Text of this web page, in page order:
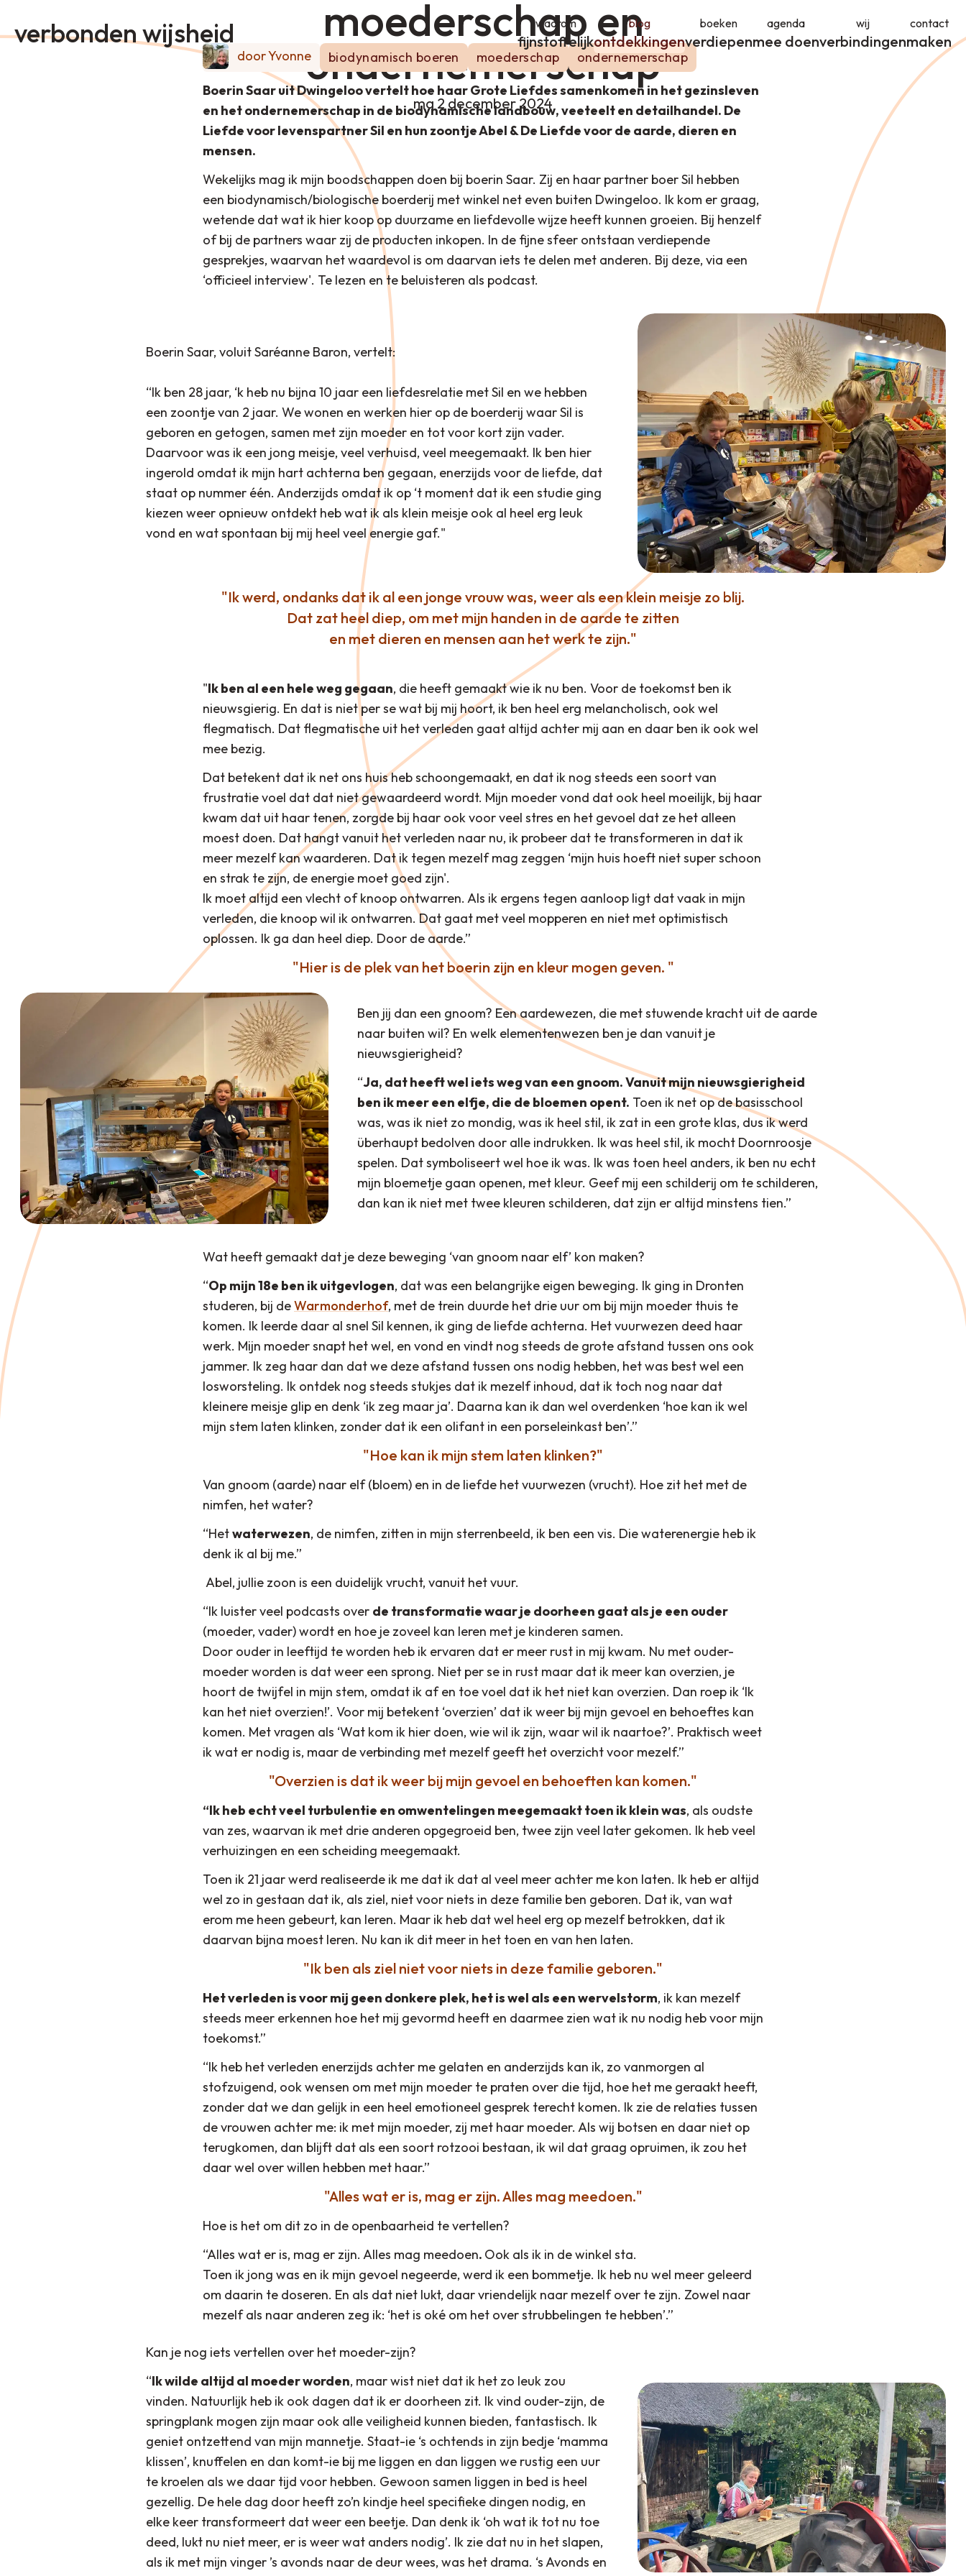
verbonden wijsheid waarom
fijnstoffelijk
blog
ontdekkingen
boeken
verdiepen
agenda
mee doen
wij
verbindingen
contact
maken
moederschap en
ondernemerschap
ma 2 december 2024
door Yvonne biodynamisch boeren moederschap
ondernemerschap
Boerin Saar uit Dwingeloo vertelt hoe haar Grote Liefdes samenkomen in het gezinsleven
en het ondernemerschap in de biodynamische landbouw, veeteelt en detailhandel. De
Liefde voor levenspartner Sil en hun zoontje Abel & De Liefde voor de aarde, dieren en
mensen.
Wekelijks mag ik mijn boodschappen doen bij boerin Saar. Zij en haar partner boer Sil hebben
een biodynamisch/biologische boerderij met winkel net even buiten Dwingeloo. Ik kom er graag,
wetende dat wat ik hier koop op duurzame en liefdevolle wijze heeft kunnen groeien. Bij henzelf
of bij de partners waar zij de producten inkopen. In de fijne sfeer ontstaan verdiepende
gesprekjes, waarvan het waardevol is om daarvan iets te delen met anderen. Bij deze, via een
‘officieel interview'. Te lezen en te beluisteren als podcast.
Boerin Saar, voluit Saréanne Baron, vertelt:
“Ik ben 28 jaar, ‘k heb nu bijna 10 jaar een liefdesrelatie met Sil en we hebben
een zoontje van 2 jaar. We wonen en werken hier op de boerderij waar Sil is
geboren en getogen, samen met zijn moeder en tot voor kort zijn vader.
Daarvoor was ik een jong meisje, veel verhuisd, veel meegemaakt. Ik ben hier
ingerold omdat ik mijn hart achterna ben gegaan, enerzijds voor de liefde, dat
staat op nummer één. Anderzijds omdat ik op ‘t moment dat ik een studie ging
kiezen weer opnieuw ontdekt heb wat ik als klein meisje ook al heel erg leuk
vond en wat spontaan bij mij heel veel energie gaf."
Ik werd, ondanks dat ik al een jonge vrouw was, weer als een klein meisje zo blij.
Dat zat heel diep, om met mijn handen in de aarde te zitten
en met dieren en mensen aan het werk te zijn.
"Ik ben al een hele weg gegaan, die heeft gemaakt wie ik nu ben. Voor de toekomst ben ik
nieuwsgierig. En dat is niet per se wat bij mij hoort, ik ben heel erg melancholisch, ook wel
flegmatisch. Dat flegmatische uit het verleden gaat altijd achter mij aan en daar ben ik ook wel
mee bezig.
Dat betekent dat ik net ons huis heb schoongemaakt, en dat ik nog steeds een soort van
frustratie voel dat dat niet gewaardeerd wordt. Mijn moeder vond dat ook heel moeilijk, bij haar
kwam dat uit haar tenen, zorgde bij haar ook voor veel stres en het gevoel dat ze het alleen
moest doen. Dat hangt vanuit het verleden naar nu, ik probeer dat te transformeren in dat ik
meer mezelf kan waarderen. Dat ik tegen mezelf mag zeggen ‘mijn huis hoeft niet super schoon
en strak te zijn, de energie moet goed zijn'.
Ik moet altijd een vlecht of knoop ontwarren. Als ik ergens tegen aanloop ligt dat vaak in mijn
verleden, die knoop wil ik ontwarren. Dat gaat met veel mopperen en niet met optimistisch
oplossen. Ik ga dan heel diep. Door de aarde.”
Hier is de plek van het boerin zijn en kleur mogen geven.
Ben jij dan een gnoom? Een aardewezen, die met stuwende kracht uit de aarde
naar buiten wil? En welk elementenwezen ben je dan vanuit je
nieuwsgierigheid?
“Ja, dat heeft wel iets weg van een gnoom. Vanuit mijn nieuwsgierigheid
ben ik meer een elfje, die de bloemen opent. Toen ik net op de basisschool
was, was ik niet zo mondig, was ik heel stil, ik zat in een grote klas, dus ik werd
überhaupt bedolven door alle indrukken. Ik was heel stil, ik mocht Doornroosje
spelen. Dat symboliseert wel hoe ik was. Ik was toen heel anders, ik ben nu echt
mijn bloemetje gaan openen, met kleur. Geef mij een schilderij om te schilderen,
dan kan ik niet met twee kleuren schilderen, dat zijn er altijd minstens tien.”
Wat heeft gemaakt dat je deze beweging ‘van gnoom naar elf’ kon maken?
“Op mijn 18e ben ik uitgevlogen, dat was een belangrijke eigen beweging. Ik ging in Dronten
studeren, bij deWarmonderhof, met de trein duurde het drie uur om bij mijn moeder thuis te
komen. Ik leerde daar al snel Sil kennen, ik ging de liefde achterna. Het vuurwezen deed haar
werk. Mijn moeder snapt het wel, en vond en vindt nog steeds de grote afstand tussen ons ook
jammer. Ik zeg haar dan dat we deze afstand tussen ons nodig hebben, het was best wel een
losworsteling. Ik ontdek nog steeds stukjes dat ik mezelf inhoud, dat ik toch nog naar dat
kleinere meisje glip en denk ‘ik zeg maar ja’. Daarna kan ik dan wel overdenken ‘hoe kan ik wel
mijn stem laten klinken, zonder dat ik een olifant in een porseleinkast ben’.”
Hoe kan ik mijn stem laten klinken?
Van gnoom (aarde) naar elf (bloem) en in de liefde het vuurwezen (vrucht). Hoe zit het met de
nimfen, het water?
“Hetwaterwezen, de nimfen, zitten in mijn sterrenbeeld, ik ben een vis. Die waterenergie heb ik
denk ik al bij me.”
Abel, jullie zoon is een duidelijk vrucht, vanuit het vuur.
“Ik luister veel podcasts over de transformatie waar je doorheen gaat als je een ouder
(moeder, vader) wordt en hoe je zoveel kan leren met je kinderen samen.
Door ouder in leeftijd te worden heb ik ervaren dat er meer rust in mij kwam. Nu met ouder-
moeder worden is dat weer een sprong. Niet per se in rust maar dat ik meer kan overzien, je
hoort de twijfel in mijn stem, omdat ik af en toe voel dat ik het niet kan overzien. Dan roep ik ‘Ik
kan het niet overzien!’. Voor mij betekent ‘overzien’ dat ik weer bij mijn gevoel en behoeftes kan
komen. Met vragen als ‘Wat kom ik hier doen, wie wil ik zijn, waar wil ik naartoe?’. Praktisch weet
ik wat er nodig is, maar de verbinding met mezelf geeft het overzicht voor mezelf.”
Overzien is dat ik weer bij mijn gevoel en behoeften kan komen.
“Ik heb echt veel turbulentie en omwentelingen meegemaakt toen ik klein was, als oudste
van zes, waarvan ik met drie anderen opgegroeid ben, twee zijn veel later gekomen. Ik heb veel
verhuizingen en een scheiding meegemaakt.
Toen ik 21 jaar werd realiseerde ik me dat ik dat al veel meer achter me kon laten. Ik heb er altijd
wel zo in gestaan dat ik, als ziel, niet voor niets in deze familie ben geboren. Dat ik, van wat
erom me heen gebeurt, kan leren. Maar ik heb dat wel heel erg op mezelf betrokken, dat ik
daarvan bijna moest leren. Nu kan ik dit meer in het toen en van hen laten.
Ik ben als ziel niet voor niets in deze familie geboren.
Het verleden is voor mij geen donkere plek, het is wel als een wervelstorm, ik kan mezelf
steeds meer erkennen hoe het mij gevormd heeft en daarmee zien wat ik nu nodig heb voor mijn
toekomst.”
“Ik heb het verleden enerzijds achter me gelaten en anderzijds kan ik, zo vanmorgen al
stofzuigend, ook wensen om met mijn moeder te praten over die tijd, hoe het me geraakt heeft,
zonder dat we dan gelijk in een heel emotioneel gesprek terecht komen. Ik zie de relaties tussen
de vrouwen achter me: ik met mijn moeder, zij met haar moeder. Als wij botsen en daar niet op
terugkomen, dan blijft dat als een soort rotzooi bestaan, ik wil dat graag opruimen, ik zou het
daar wel over willen hebben met haar.”
Alles wat er is, mag er zijn. Alles mag meedoen.
Hoe is het om dit zo in de openbaarheid te vertellen?
“Alles wat er is, mag er zijn. Alles mag meedoen. Ook als ik in de winkel sta.
Toen ik jong was en ik mijn gevoel negeerde, werd ik een bommetje. Ik heb nu wel meer geleerd
om daarin te doseren. En als dat niet lukt, daar vriendelijk naar mezelf over te zijn. Zowel naar
mezelf als naar anderen zeg ik: ‘het is oké om het over strubbelingen te hebben’.”
Kan je nog iets vertellen over het moeder-zijn?
“Ik wilde altijd al moeder worden, maar wist niet dat ik het zo leuk zou
vinden. Natuurlijk heb ik ook dagen dat ik er doorheen zit. Ik vind ouder-zijn, de
springplank mogen zijn maar ook alle veiligheid kunnen bieden, fantastisch. Ik
geniet ontzettend van mijn mannetje. Staat-ie ‘s ochtends in zijn bedje ‘mamma
klissen’, knuffelen en dan komt-ie bij me liggen en dan liggen we rustig een uur
te kroelen als we daar tijd voor hebben. Gewoon samen liggen in bed is heel
gezellig. De hele dag door heeft zo’n kindje heel specifieke dingen nodig, en
elke keer transformeert dat weer een beetje. Dan denk ik ‘oh wat ik tot nu toe
deed, lukt nu niet meer, er is weer wat anders nodig’. Ik zie dat nu in het slapen,
als ik met mijn vinger ’s avonds naar de deur wees, was het drama. ‘s Avonds en